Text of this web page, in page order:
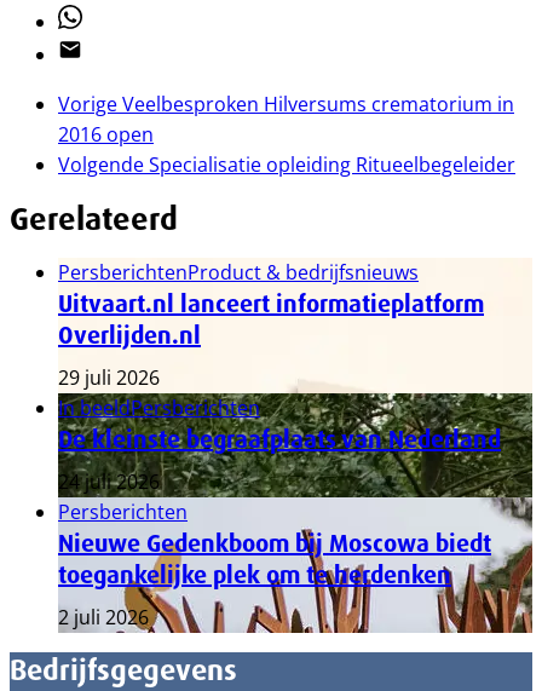
Whatsapp
Email
VorigeVeelbesproken Hilversums crematorium in
2016 open
VolgendeSpecialisatie opleiding Ritueelbegeleider
Gerelateerd
PersberichtenProduct & bedrijfsnieuws
Uitvaart.nl lanceert informatieplatform
Overlijden.nl
29 juli 2026
In beeldPersberichten
De kleinste begraafplaats van Nederland
24 juli 2026
Persberichten
Nieuwe Gedenkboom bij Moscowa biedt
toegankelijke plek om te herdenken
2 juli 2026
Bedrijfsgegevens